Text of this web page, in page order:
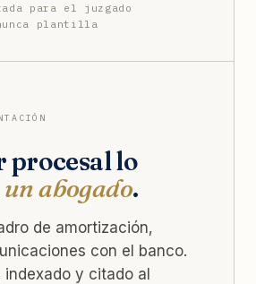
para el juzgado
plantilla
procesal lo
un abogado.
de amortización,
con el banco.
indexado y citado al